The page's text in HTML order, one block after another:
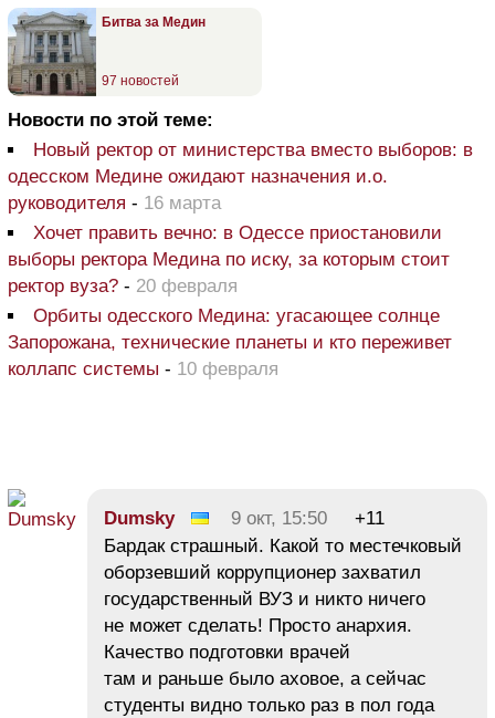
Битва за Медин
97 новостей
Новости по этой теме:
Новый ректор от министерства вместо выборов: в
одесском Медине ожидают назначения и.о.
руководителя - 16 марта
Хочет править вечно: в Одессе приостановили
выборы ректора Медина по иску, за которым стоит
ректор вуза? - 20 февраля
Орбиты одесского Медина: угасающее солнце
Запорожана, технические планеты и кто переживет
коллапс системы - 10 февраля
Dumsky 9 окт, 15:50
+11
Бардак страшный. Какой то местечковый
оборзевший коррупционер захватил
государственный ВУЗ и никто ничего
не может сделать! Просто анархия.
Качество подготовки врачей
там и раньше было аховое, а сейчас
студенты видно только раз в пол года